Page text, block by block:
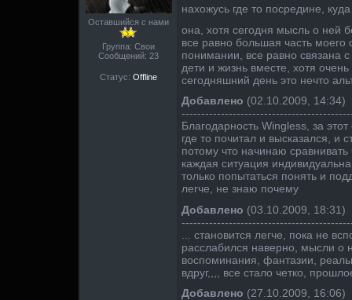
Оставшийся с нами
Группа: Свои
Сообщений: 23
Статус: Offline
нахожусь где то посредине,
она, хотя сегодня мысль о ней
все равно большая часть
понимании, все равно связана
дети и жизнь вместе, хотя
сегодняшний день это нечто
Добавлено (02.10.2009, 14:34)
Благодарность Wingless, за
где то почитал и высказался, и
потому что начинаю
каждая ситуация
только попытаться понять и
легче, не знаю почему
Добавлено (03.10.2009, 18:31)
... становится легче, пока не
расслабился наверно, мысли о
воспоминания, фантазии,
вдруг,,,, все стало четко,
Добавлено (27.10.2009, 16:06)